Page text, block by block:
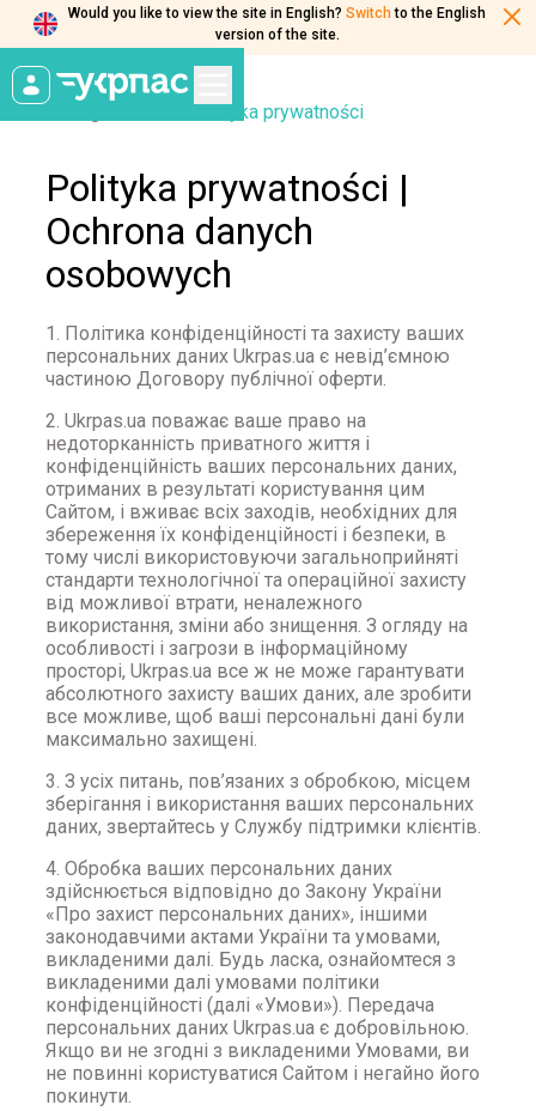
Would you like to view the site in English? Switch to the English
version of the site.
Strona główna Polityka prywatności
Polityka prywatności |
Ochrona danych
osobowych
1. Політика конфіденційності та захисту ваших
персональних даних Ukrpas.ua є невід’ємною
частиною Договору публічної оферти.
2. Ukrpas.ua поважає ваше право на
недоторканність приватного життя і
конфіденційність ваших персональних даних,
отриманих в результаті користування цим
Сайтом, і вживає всіх заходів, необхідних для
збереження їх конфіденційності і безпеки, в
тому числі використовуючи загальноприйняті
стандарти технологічної та операційної захисту
від можливої втрати, неналежного
використання, зміни або знищення. З огляду на
особливості і загрози в інформаційному
просторі, Ukrpas.ua все ж не може гарантувати
абсолютного захисту ваших даних, але зробити
все можливе, щоб ваші персональні дані були
максимально захищені.
3. З усіх питань, пов’язаних з обробкою, місцем
зберігання і використання ваших персональних
даних, звертайтесь у Службу підтримки клієнтів.
4. Обробка ваших персональних даних
здійснюється відповідно до Закону України
«Про захист персональних даних», іншими
законодавчими актами України та умовами,
викладеними далі. Будь ласка, ознайомтеся з
викладеними далі умовами політики
конфіденційності (далі «Умови»). Передача
персональних даних Ukrpas.ua є добровільною.
Якщо ви не згодні з викладеними Умовами, ви
не повинні користуватися Сайтом і негайно його
покинути.